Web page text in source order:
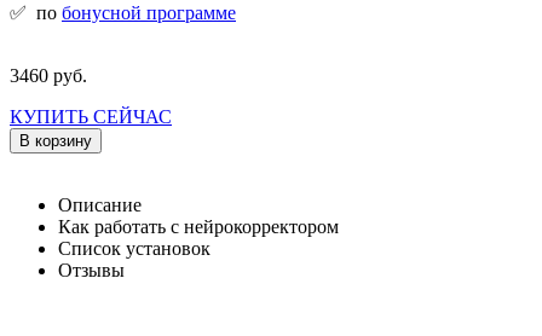
✅ по бонусной программе
3460 руб.
КУПИТЬ СЕЙЧАС
В корзину
Описание
Как работать с нейрокорректором
Список установок
Отзывы